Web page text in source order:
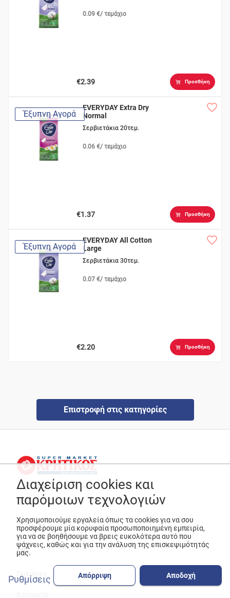
0.09 €/ τεμάχιο
€2.39 Προσθήκη
Έξυπνη Αγορά
EVERYDAY Extra Dry
Normal
Σερβιετάκια 20τεμ.
0.06 €/ τεμάχιο
€1.37 Προσθήκη
Έξυπνη Αγορά
EVERYDAY All Cotton
Large
Σερβιετάκια 30τεμ.
0.07 €/ τεμάχιο
€2.20 Προσθήκη
Επιστροφή στις κατηγορίες
Εξυπηρέτηση πελατών
801 11 232425
210 55 58 832
ΕΚΕ
Πυλώνες
Διαχείριση cookies και
παρόμοιων τεχνολογιών
Χρησιμοποιούμε εργαλεία όπως τα cookies για να σου
προσφέρουμε μία κορυφαία προσωποποιημένη εμπειρία,
για να σε βοηθήσουμε να βρεις ευκολότερα αυτό που
ψάχνεις, καθώς και για την ανάλυση της επισκεψιμότητάς
μας.
Ρυθμίσεις Απόρριψη Αποδοχή